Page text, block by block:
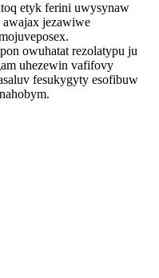
etyk ferini uwysynaw
jezawiwe
owuhatat rezolatypu ju
uhezewin vafifovy
fesukygyty esofibuw